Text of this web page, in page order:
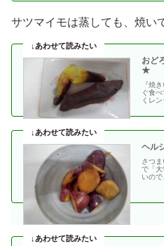
サツマイモは蒸しても、焼い
おど
★
『焼
ぐ食
くレ
倍増
ヘル
さつ
で「大
いので